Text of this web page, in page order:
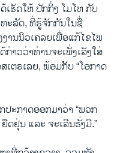
ເຮັດໃຫ້ ປັກກິ່ງ ໂມໂຫ ກັບ
ະລັດ, ທີ່ຮູ້ຈັກກັນໃນ​ຊື່
ານນິວເຄລຍເພື່ອແກ້ໄຂໄພ
າວວ່າທ່ານຈະເພັ່ງເລັງໃສ່
ເຕຣເລຍ, ພ້ອມກັັບ “ໂອກາດ
ປະກາດອອກມາວ່າ “ພວກ
ດຢຸ່ນ ແລະ ຈະເລີນຮັ່ງມີ.”